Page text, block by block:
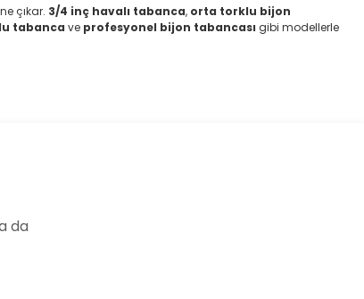
çıkar. 3/4 inç havalı tabanca, orta torklu bijon
tabanca ve profesyonel bijon tabancası gibi modellerle
da